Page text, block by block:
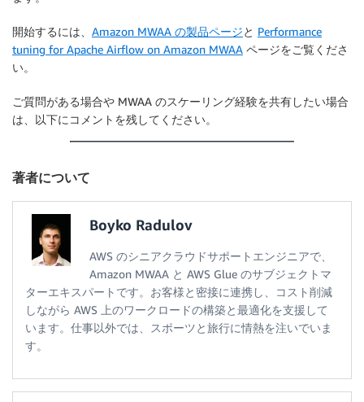
開始するには、 Amazon MWAA の製品ページと Performance
tuning for Apache Airflow on Amazon MWAA ページをご覧くださ
い。
ご質問がある場合や MWAA のスケーリング経験を共有したい場合
は、以下にコメントを残してください。
著者について
Boyko Radulov
AWS のシニアクラウドサポートエンジニアで、
Amazon MWAA と AWS Glue のサブジェクトマ
ターエキスパートです。お客様と密接に連携し、コスト削減
しながら AWS 上のワークロードの構築と最適化を支援して
います。仕事以外では、スポーツと旅行に情熱を注いでいま
す。